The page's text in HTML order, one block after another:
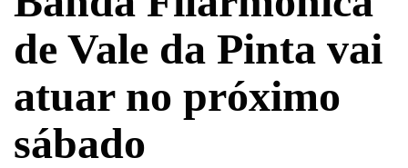
de Vale da Pinta vai
atuar no próximo
sábado